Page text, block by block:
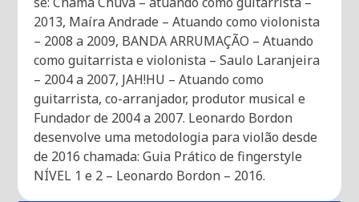
2013, Maíra Andrade – Atuando como violonista
– 2008 a 2009, BANDA ARRUMAÇÃO – Atuando
como guitarrista e violonista – Saulo Laranjeira
– 2004 a 2007, JAH!HU – Atuando como
guitarrista, co-arranjador, produtor musical e
Fundador de 2004 a 2007. Leonardo Bordon
desenvolve uma metodologia para violão desde
de 2016 chamada: Guia Prático de fingerstyle
NÍVEL 1 e 2 – Leonardo Bordon – 2016.